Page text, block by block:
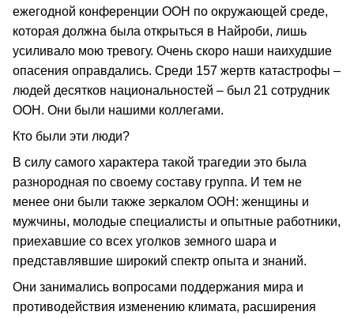
ежегодной конференции ООН по окружающей среде,
которая должна была открыться в Найроби, лишь
усиливало мою тревогу. Очень скоро наши наихудшие
опасения оправдались. Среди 157 жертв катастрофы –
людей десятков национальностей – был 21 сотрудник
ООН. Они были нашими коллегами.
Кто были эти люди?
В силу самого характера такой трагедии это была
разнородная по своему составу группа. И тем не
менее они были также зеркалом ООН: женщины и
мужчины, молодые специалисты и опытные работники,
приехавшие со всех уголков земного шара и
представлявшие широкий спектр опыта и знаний.
Они занимались вопросами поддержания мира и
противодействия изменению климата, расширения